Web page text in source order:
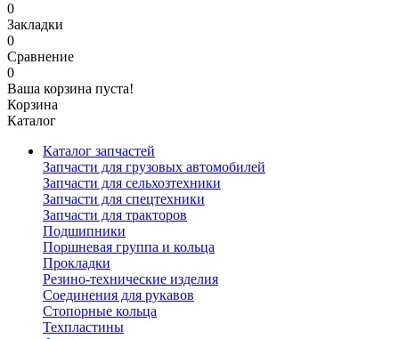
0
Закладки
0
Сравнение
0
Ваша корзина пуста!
Корзина
Каталог
Каталог запчастей
Запчасти для грузовых автомобилей
Запчасти для сельхозтехники
Запчасти для спецтехники
Запчасти для тракторов
Подшипники
Поршневая группа и кольца
Прокладки
Резино-технические изделия
Соединения для рукавов
Стопорные кольца
Техпластины